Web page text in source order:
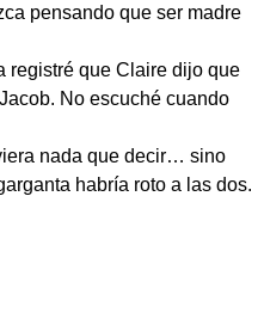
pensando que ser madre
registré que Claire dijo que
No escuché cuando
nada que decir… sino
habría roto a las dos.